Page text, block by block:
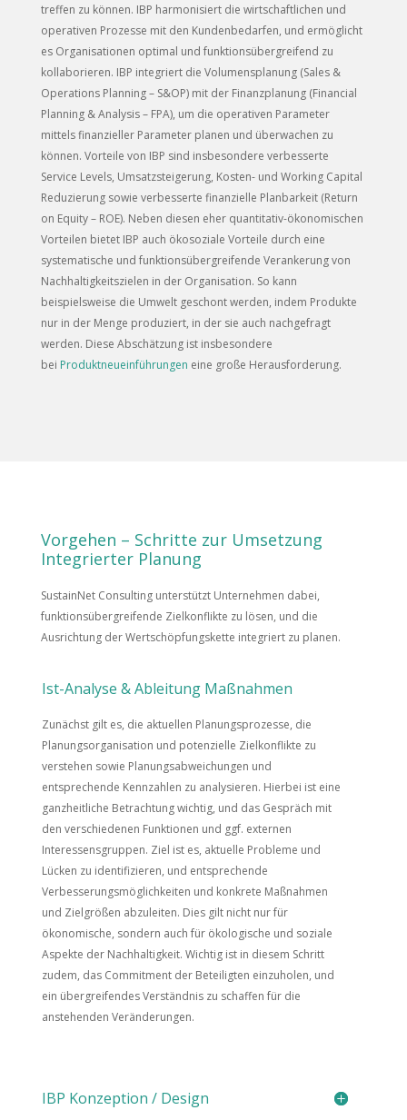
treffen zu können. IBP harmonisiert die wirtschaftlichen und
operativen Prozesse mit den Kundenbedarfen, und ermöglicht
es Organisationen optimal und funktionsübergreifend zu
kollaborieren. IBP integriert die Volumensplanung (Sales &
Operations Planning – S&OP) mit der Finanzplanung (Financial
Planning & Analysis – FPA), um die operativen Parameter
mittels finanzieller Parameter planen und überwachen zu
können. Vorteile von IBP sind insbesondere verbesserte
Service Levels, Umsatzsteigerung, Kosten- und Working Capital
Reduzierung sowie verbesserte finanzielle Planbarkeit (Return
on Equity – ROE). Neben diesen eher quantitativ-ökonomischen
Vorteilen bietet IBP auch ökosoziale Vorteile durch eine
systematische und funktionsübergreifende Verankerung von
Nachhaltigkeitszielen in der Organisation. So kann
beispielsweise die Umwelt geschont werden, indem Produkte
nur in der Menge produziert, in der sie auch nachgefragt
werden. Diese Abschätzung ist insbesondere
bei Produktneueinführungen eine große Herausforderung.
Vorgehen – Schritte zur Umsetzung
Integrierter Planung
SustainNet Consulting unterstützt Unternehmen dabei,
funktionsübergreifende Zielkonflikte zu lösen, und die
Ausrichtung der Wertschöpfungskette integriert zu planen.
Ist-Analyse & Ableitung Maßnahmen
Zunächst gilt es, die aktuellen Planungsprozesse, die
Planungsorganisation und potenzielle Zielkonflikte zu
verstehen sowie Planungsabweichungen und
entsprechende Kennzahlen zu analysieren. Hierbei ist eine
ganzheitliche Betrachtung wichtig, und das Gespräch mit
den verschiedenen Funktionen und ggf. externen
Interessensgruppen. Ziel ist es, aktuelle Probleme und
Lücken zu identifizieren, und entsprechende
Verbesserungsmöglichkeiten und konkrete Maßnahmen
und Zielgrößen abzuleiten. Dies gilt nicht nur für
ökonomische, sondern auch für ökologische und soziale
Aspekte der Nachhaltigkeit. Wichtig ist in diesem Schritt
zudem, das Commitment der Beteiligten einzuholen, und
ein übergreifendes Verständnis zu schaffen für die
anstehenden Veränderungen.
IBP Konzeption / Design